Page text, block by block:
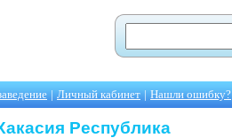
| Личный кабинет | Нашли ошибку?
Республика